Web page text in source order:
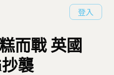
登入
而戰 英國
襲